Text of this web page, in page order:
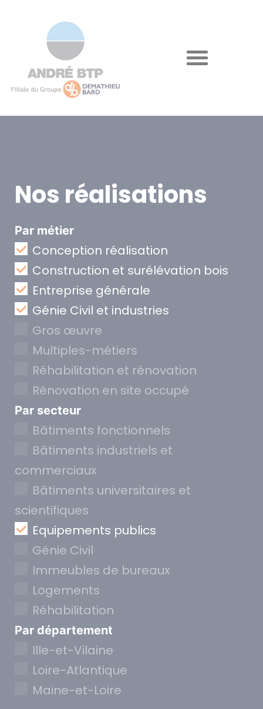
Nos réalisations
Par métier
Conception réalisation
Construction et surélévation bois
Entreprise générale
Génie Civil et industries
Gros œuvre
Multiples-métiers
Réhabilitation et rénovation
Rénovation en site occupé
Par secteur
Bâtiments fonctionnels
Bâtiments industriels et
commerciaux
Bâtiments universitaires et
scientifiques
Equipements publics
Génie Civil
Immeubles de bureaux
Logements
Réhabilitation
Par département
Ille-et-Vilaine
Loire-Atlantique
Maine-et-Loire